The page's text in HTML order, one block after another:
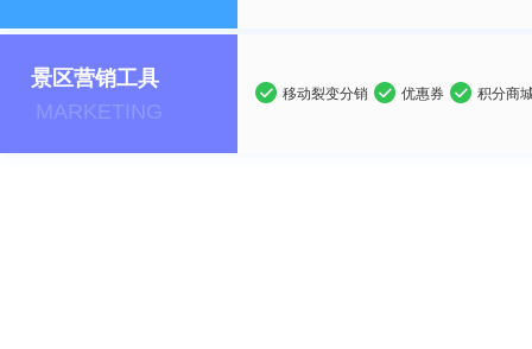
景区营销工具
MARKETING
移动裂变分销 优惠券 积分商